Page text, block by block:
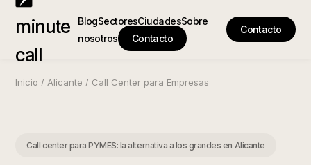
minute
call
BlogSectoresCiudadesSobre
nosotros
Contacto
Contacto
Inicio / Alicante / Call Center para Empresas
Call center para PYMES: la alternativa a los grandes en Alicante